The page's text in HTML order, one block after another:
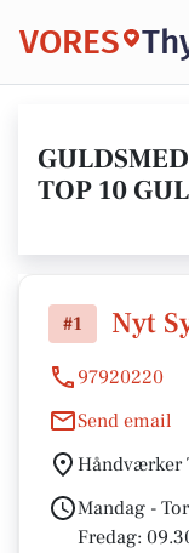
VORES
TOP 10
#1 Nyt
97920220
Send email
Håndværker
Mandag -
Fredag: